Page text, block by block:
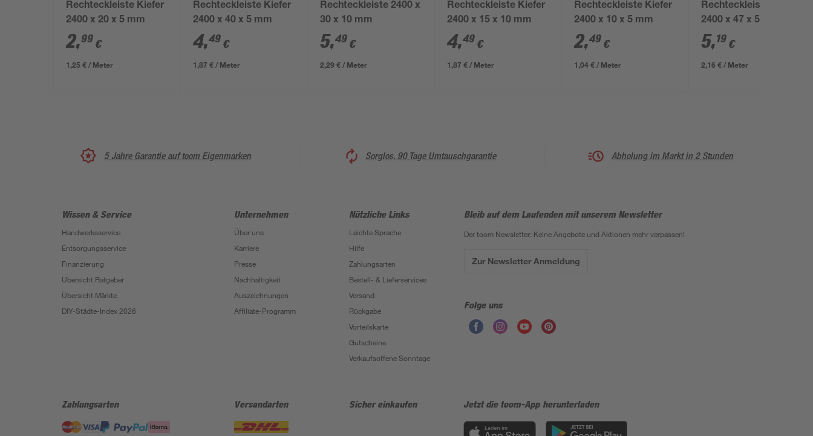
Rechteckleiste Kiefer
2400 x 20 x 5 mm
2,99 €
1,25 € / Meter
Rechteckleiste Kiefer
2400 x 40 x 5 mm
4,49 €
1,87 € / Meter
Rechteckleiste 2400 x
30 x 10 mm
5,49 €
2,29 € / Meter
Rechteckleiste Kiefer
2400 x 15 x 10 mm
4,49 €
1,87 € / Meter
Rechteckleiste Kiefer
2400 x 10 x 5 mm
2,49 €
1,04 € / Meter
Rechteckleiste Kiefer
2400 x 47 x 5 mm
5,19 €
2,16 € / Meter
5 Jahre Garantie auf toom Eigenmarken Sorglos, 90 Tage Umtauschgarantie Abholung im Markt in 2 Stunden
Wissen & Service
Handwerksservice
Entsorgungsservice
Finanzierung
Übersicht Ratgeber
Übersicht Märkte
DIY-Städte-Index 2026
Unternehmen
Über uns
Karriere
Presse
Nachhaltigkeit
Auszeichnungen
Affiliate-Programm
Nützliche Links
Leichte Sprache
Hilfe
Zahlungsarten
Bestell- & Lieferservices
Versand
Rückgabe
Vorteilskarte
Gutscheine
Verkaufsoffene Sonntage
Bleib auf dem Laufenden mit unserem Newsletter
Der toom Newsletter: Keine Angebote und Aktionen mehr verpassen!
Zur Newsletter Anmeldung
Folge uns
Zahlungsarten Versandarten Sicher einkaufen Jetzt die toom-App herunterladen